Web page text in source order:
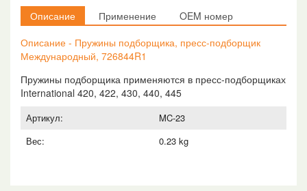
Международный,
726844R1
Описание
Применение
OEM номер
Описание - Пружины подборщика, пресс-подборщик
Международный, 726844R1
Пружины подборщика применяются в пресс-подборщиках
International 420, 422, 430, 440, 445
Артикул:
MC-23
Вес:
0.23 kg